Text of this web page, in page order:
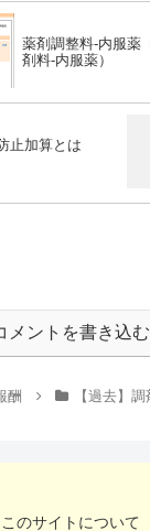
薬剤調整料-内服薬
剤料-内服薬）
止加算とは
メントを書き込む
酬 【過去】
このサイトについて